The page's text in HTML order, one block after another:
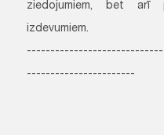
ziedojumiem, bet arī
izdevumiem.
-----------------------